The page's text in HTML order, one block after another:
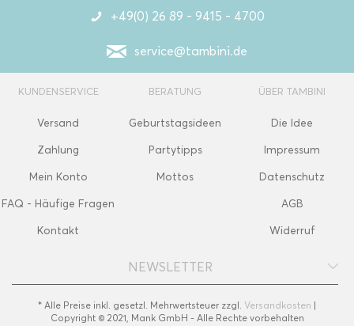
+49(0) 26 89 - 9415 - 4700
service@tambini.de
KUNDENSERVICE
Versand
Zahlung
Mein Konto
FAQ - Häufige Fragen
Kontakt
BERATUNG
Geburtstagsideen
Partytipps
Mottos
ÜBER TAMBINI
Die Idee
Impressum
Datenschutz
AGB
Widerruf
NEWSLETTER
* Alle Preise inkl. gesetzl. Mehrwertsteuer zzgl. Versandkosten |
Copyright © 2021, Mank GmbH - Alle Rechte vorbehalten